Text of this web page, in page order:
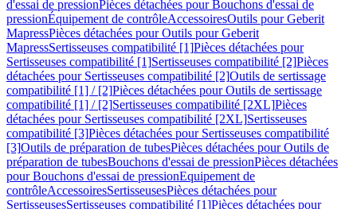
d'essai de pressionPièces détachées pour Bouchons d'essai de
pressionÉquipement de contrôleAccessoiresOutils pour Geberit
MapressPièces détachées pour Outils pour Geberit
MapressSertisseuses compatibilité [1]Pièces détachées pour
Sertisseuses compatibilité [1]Sertisseuses compatibilité [2]Pièces
détachées pour Sertisseuses compatibilité [2]Outils de sertissage
compatibilité [1] / [2]Pièces détachées pour Outils de sertissage
compatibilité [1] / [2]Sertisseuses compatibilité [2XL]Pièces
détachées pour Sertisseuses compatibilité [2XL]Sertisseuses
compatibilité [3]Pièces détachées pour Sertisseuses compatibilité
[3]Outils de préparation de tubesPièces détachées pour Outils de
préparation de tubesBouchons d'essai de pressionPièces détachées
pour Bouchons d'essai de pressionEquipement de
contrôleAccessoiresSertisseusesPièces détachées pour
SertisseusesSertisseuses compatibilité [1]Pièces détachées pour